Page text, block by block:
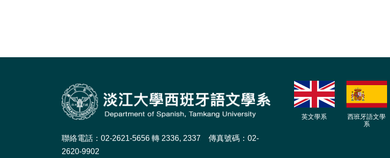
聯絡電話：02-2621-5656 轉 2336, 2337 傳真號碼：02-
2620-9902
英文學系
西班牙語文學
系